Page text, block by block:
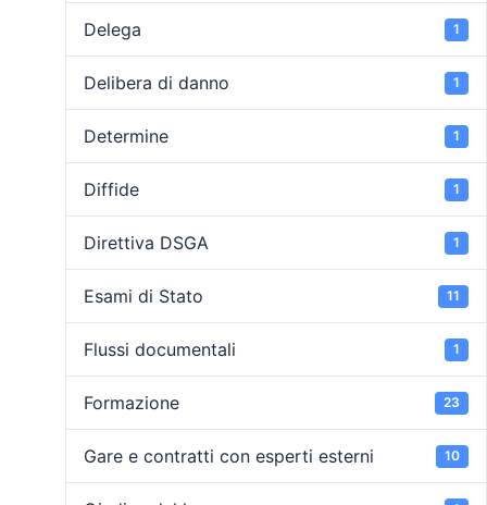
Delega 1
Delibera di danno 1
Determine 1
Diffide 1
Direttiva DSGA 1
Esami di Stato 11
Flussi documentali 1
Formazione 23
Gare e contratti con esperti esterni 10